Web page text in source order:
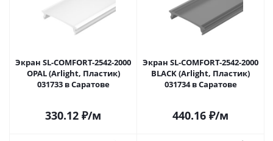
Экран SL-COMFORT-2542-2000
OPAL (Arlight, Пластик)
031733 в Саратове
330.12 ₽/м
Экран SL-COMFORT-2542-2000
BLACK (Arlight, Пластик)
031734 в Саратове
440.16 ₽/м